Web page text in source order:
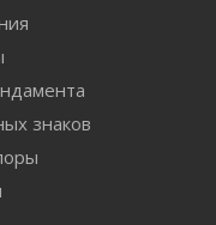
знаков